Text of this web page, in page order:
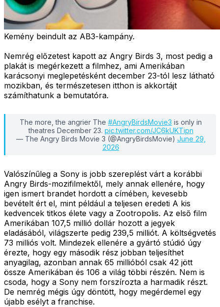
Kemény beindult az AB3-kampány.
Nemrég előzetest kapott az Angry Birds 3, most pedig a
plakát is megérkezett a filmhez, ami Amerikában
karácsonyi meglepetésként december 23-tól lesz látható
mozikban, és természetesen itthon is akkortájt
számíthatunk a bemutatóra.
The more, the angrier The #AngryBirdsMovie3 is only in
theatres December 23. pic.twitter.com/JC6kUKTipn
— The Angry Birds Movie 3 (@AngryBirdsMovie) June 29,
2026
Valószínűleg a Sony is jobb szereplést várt a korábbi
Angry Birds-mozifilmektől, mely annak ellenére, hogy
igen ismert brandet hordott a címében, kevesebb
bevételt ért el, mint például a teljesen eredeti A kis
kedvencek titkos élete vagy a Zootropolis. Az első film
Amerikában 107,5 millió dollár hozott a jegyek
eladásából, világszerte pedig 239,5 milliót. A költségvetés
73 milliós volt. Mindezek ellenére a gyártó stúdió úgy
érezte, hogy egy második rész jobban teljesíthet
anyagilag, azonban annak 65 millióból csak 42 jött
össze Amerikában és 106 a világ többi részén. Nem is
csoda, hogy a Sony nem forszírozta a harmadik részt.
De nemrég mégis úgy döntött, hogy megérdemel egy
újabb esélyt a franchise.